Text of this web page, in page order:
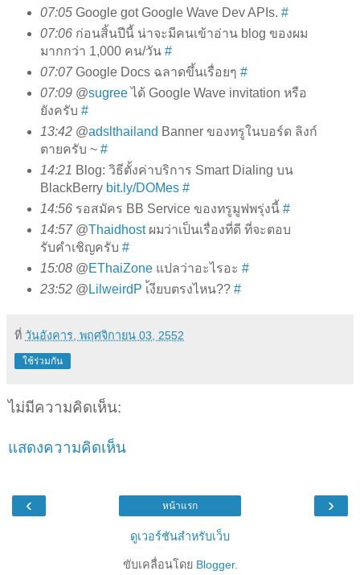
07:05Google got Google Wave Dev APIs. #
07:06ก่อนสิ้นปีนี้ น่าจะมีคนเข้าอ่าน blog ของผม
มากกว่า 1,000 คน/วัน #
07:07Google Docs ฉลาดขึ้นเรื่อยๆ #
07:09@sugreeได้ Google Wave invitation หรือ
ยังครับ #
13:42@adslthailand Banner ของทรูในบอร์ด ลิงก์
ตายครับ ~ #
14:21 Blog: วิธีตั้งค่าบริการ Smart Dialing บน
BlackBerry bit.ly/DOMes #
14:56รอสมัคร BB Service ของทรูมูฟพรุ่งนี้ #
14:57@Thaidhostผมว่าเป็นเรื่องที่ดี ที่จะตอบ
รับคำเชิญครับ #
15:08@EThaiZoneแปลว่าอะไรอะ #
23:52@ LilweirdP เ้งียบตรงไหน?? #
ที่ วันอังคาร, พฤศจิกายน 03, 2552
ใช้ร่วมกัน
ไม่มีความคิดเห็น:
แสดงความคิดเห็น
‹ ›
หน้าแรก
ดูเวอร์ชันสำหรับเว็บ
ขับเคลื่อนโดย Blogger.